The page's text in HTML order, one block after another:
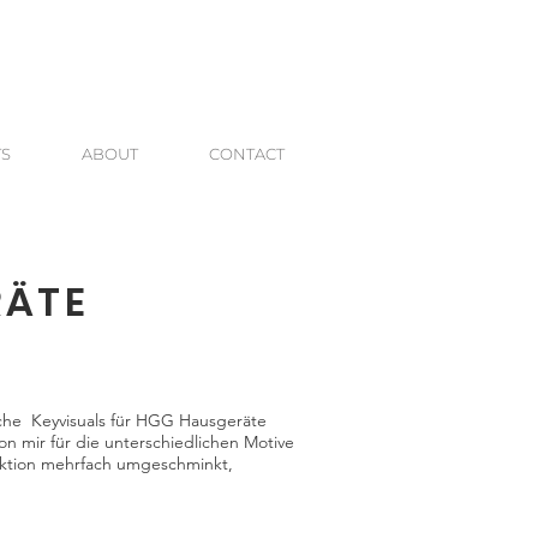
ABOUT CONTACT
Keyvisuals für HGG Hausgeräte
mir für die unterschiedlichen Motive
mehrfach umgeschminkt,